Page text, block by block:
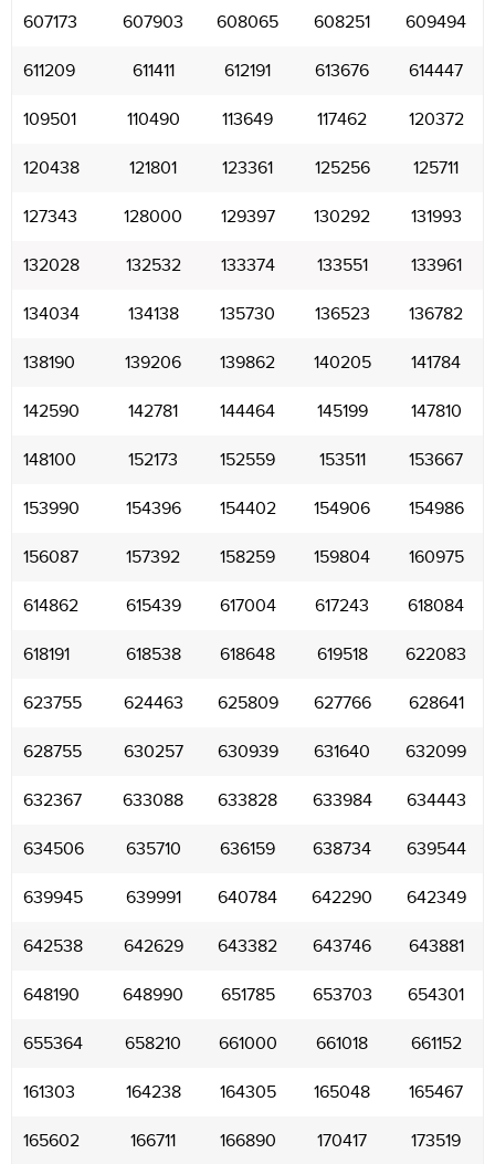
607173 607903 608065 608251 609494
611209 611411 612191 613676 614447
109501 110490 113649 117462 120372
120438 121801 123361 125256 125711
127343 128000 129397 130292 131993
132028 132532 133374 133551 133961
134034 134138 135730 136523 136782
138190 139206 139862 140205 141784
142590 142781 144464 145199 147810
148100 152173 152559 153511 153667
153990 154396 154402 154906 154986
156087 157392 158259 159804 160975
614862 615439 617004 617243 618084
618191 618538 618648 619518 622083
623755 624463 625809 627766 628641
628755 630257 630939 631640 632099
632367 633088 633828 633984 634443
634506 635710 636159 638734 639544
639945 639991 640784 642290 642349
642538 642629 643382 643746 643881
648190 648990 651785 653703 654301
655364 658210 661000 661018 661152
161303 164238 164305 165048 165467
165602 166711 166890 170417 173519